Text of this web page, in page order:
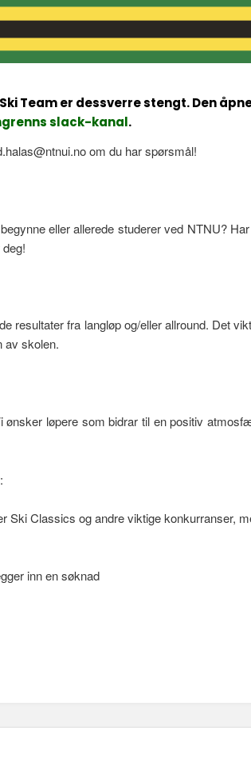
Team er dessverre stengt. Den
slack-kanal.
om du har spørsmål!
eller allerede studerer ved NTNU?
resultater fra langløp og/eller allround. Det
av skolen.
ønsker løpere som bidrar til en positiv
Ski Classics og andre viktige konkurranser,
inn en søknad